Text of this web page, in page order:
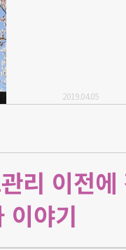
2019.04.05
리 이전
이야기